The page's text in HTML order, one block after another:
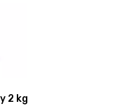
2 kg